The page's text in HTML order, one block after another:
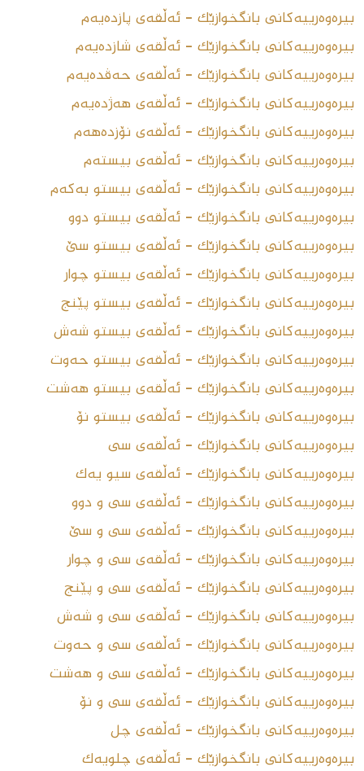
بیرەوەرییەکانى بانگخوازێک - ئەڵقەى پازدەیەم
بیرەوەرییەکانى بانگخوازێک - ئەڵقەى شازدەیەم
بیرەوەرییەکانى بانگخوازێک - ئەڵقەى حەڤدەیەم
بیرەوەرییەکانى بانگخوازێک - ئەڵقەى هەژدەیەم
بیرەوەرییەکانى بانگخوازێک - ئەڵقەى نۆزدەهەم
بیرەوەرییەکانى بانگخوازێک - ئەڵقەى بیستەم
بیرەوەرییەکانى بانگخوازێک - ئەڵقەى بیستو بەکەم
بیرەوەرییەکانى بانگخوازێک - ئەڵقەى بیستو دوو
بیرەوەرییەکانى بانگخوازێک - ئەڵقەى بیستو سێ
بیرەوەرییەکانى بانگخوازێک - ئەڵقەى بیستو چوار
بیرەوەرییەکانى بانگخوازێک - ئەڵقەى بیستو پێنج
بیرەوەرییەکانى بانگخوازێک - ئەڵقەى بیستو شەش
بیرەوەرییەکانى بانگخوازێک - ئەڵقەى بیستو حەوت
بیرەوەرییەکانى بانگخوازێک - ئەڵقەى بیستو هەشت
بیرەوەرییەکانى بانگخوازێک - ئەڵقەى بیستو نۆ
بیرەوەرییەکانى بانگخوازێک - ئەڵقەى سى
بیرەوەرییەکانى بانگخوازێک - ئەڵقەى سیو یەک
بیرەوەرییەکانى بانگخوازێک - ئەڵقەى سی و دوو
بیرەوەرییەکانى بانگخوازێک - ئەڵقەى سی و سێ
بیرەوەرییەکانی بانگخوازێک - ئەڵقەى سی و چوار
بیرەوەرییەکانی بانگخوازێک - ئەڵقەى سی و پێنج
بیرەوەرییەکانی بانگخوازێک - ئەڵقەى سى و شەش
بیرەوەرییەکانی بانگخوازێک - ئەڵقەى سى و حەوت
بیرەوەرییەکانی بانگخوازێک - ئەڵقەى سى و هەشت
بیرەوەرییەکانی بانگخوازێک - ئەڵقەى سى و نۆ
بیرەوەرییەکانی بانگخوازێک - ئەڵقەى چل
بیرەوەرییەکانی بانگخوازێک - ئەڵقەى چلویەک